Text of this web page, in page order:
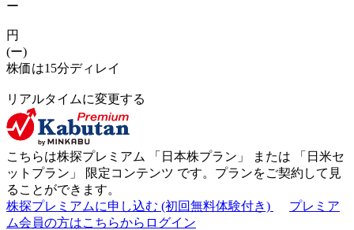
ー
円
(ー)
株価は15分ディレイ
リアルタイムに変更する
こちらは株探プレミアム 「 日本株プラン 」 または 「 日米セ
ットプラン 」 限定コンテンツ です。プランをご契約して見
ることができます。
株探プレミアムに申し込む (初回無料体験付き)
プレミア
ム会員の方はこちらからログイン